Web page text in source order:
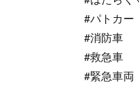
#パトカー
#消防車
#救急車
#緊急車両